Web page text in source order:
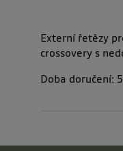
Externí řetězy
crossovery s
Doba doručení: 5